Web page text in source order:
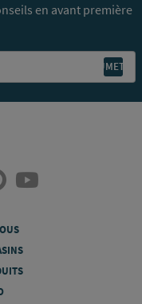
en avant première